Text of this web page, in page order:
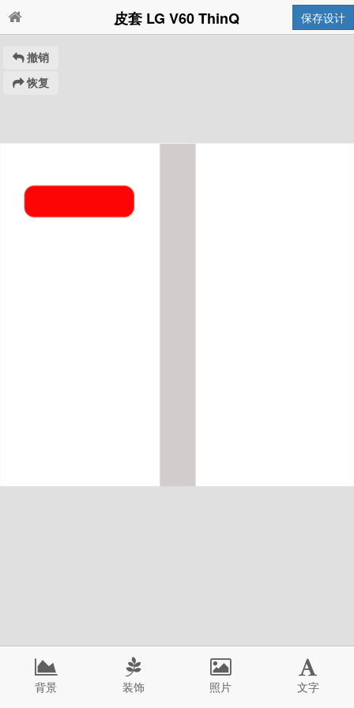
皮套 LG V60 ThinQ 保存设计
撤销
恢复
背景 装饰 照片 文字